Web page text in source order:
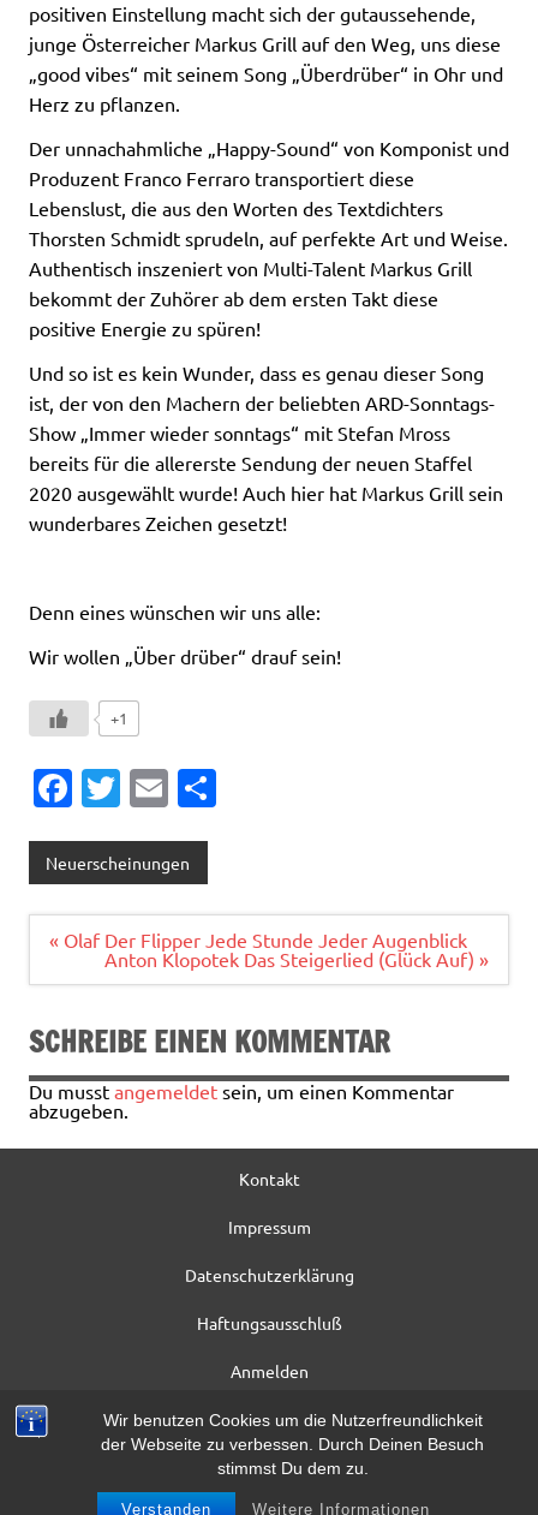
Wir benutzen Cookies um die Nutzerfreundlichkeit
der Webseite zu verbessen. Durch Deinen Besuch
stimmst Du dem zu.
Verstanden Weitere Informationen
positiven Einstellung macht sich der gutaussehende,
junge Österreicher Markus Grill auf den Weg, uns diese
„good vibes“ mit seinem Song „Überdrüber“ in Ohr und
Herz zu pflanzen.
Der unnachahmliche „Happy-Sound“ von Komponist und
Produzent Franco Ferraro transportiert diese
Lebenslust, die aus den Worten des Textdichters
Thorsten Schmidt sprudeln, auf perfekte Art und Weise.
Authentisch inszeniert von Multi-Talent Markus Grill
bekommt der Zuhörer ab dem ersten Takt diese
positive Energie zu spüren!
Und so ist es kein Wunder, dass es genau dieser Song
ist, der von den Machern der beliebten ARD-Sonntags-
Show „Immer wieder sonntags“ mit Stefan Mross
bereits für die allererste Sendung der neuen Staffel
2020 ausgewählt wurde! Auch hier hat Markus Grill sein
wunderbares Zeichen gesetzt!
Denn eines wünschen wir uns alle:
Wir wollen „Über drüber“ drauf sein!
+1
Fa
e
b
o
o
k
T
it
te
r
E
ai
l
n
Neuerscheinungen
Beitragsnavigation
« Olaf Der Flipper Jede Stunde Jeder Augenblick
Anton Klopotek Das Steigerlied (Glück Auf) »
SCHREIBE EINEN KOMMENTAR
Du musst angemeldet sein, um einen Kommentar
abzugeben.
Kontakt
Impressum
Datenschutzerklärung
Haftungsausschluß
Anmelden
Registrieren
Beitrag*